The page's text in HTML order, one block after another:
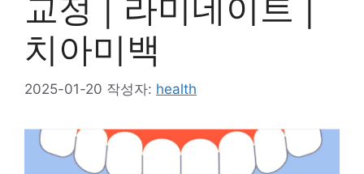
교정 | 라미네이트 |
치아미백
2025-01-20 작성자: health